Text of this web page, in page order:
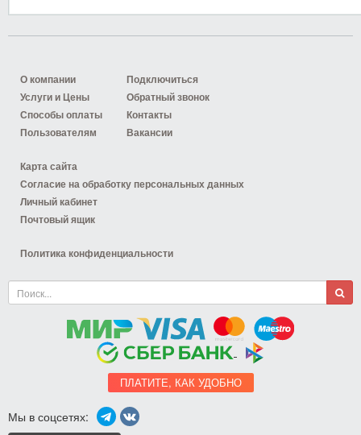
О компании
Услуги и Цены
Способы оплаты
Пользователям
Подключиться
Обратный звонок
Контакты
Вакансии
Карта сайта
Согласие на обработку персональных данных
Личный кабинет
Почтовый ящик
Политика конфиденциальности
ПЛАТИТЕ, КАК УДОБНО
Мы в соцсетях: